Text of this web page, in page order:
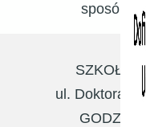
sposób
SZKOŁA
ul. Doktora
GODZINY